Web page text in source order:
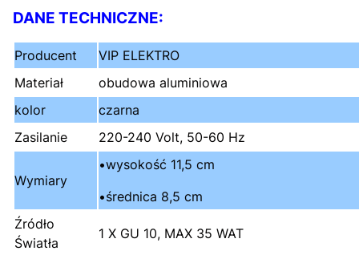
DANE TECHNICZNE:
Producent
VIP ELEKTRO
Materiał
obudowa aluminiowa
kolor
czarna
Zasilanie
220-240 Volt, 50-60 Hz
Wymiary
•wysokość 11,5 cm
•średnica 8,5 cm
Źródło
Światła
1 X GU 10, MAX 35 WAT